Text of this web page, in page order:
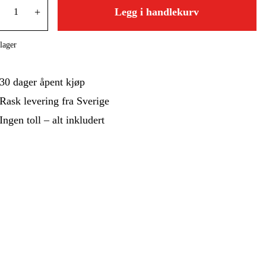
Og Fritid Kampanjer
+ Legg i handlekurv
30 dager åpent kjøp
Rask levering fra Sverige
Ingen toll – alt inkludert